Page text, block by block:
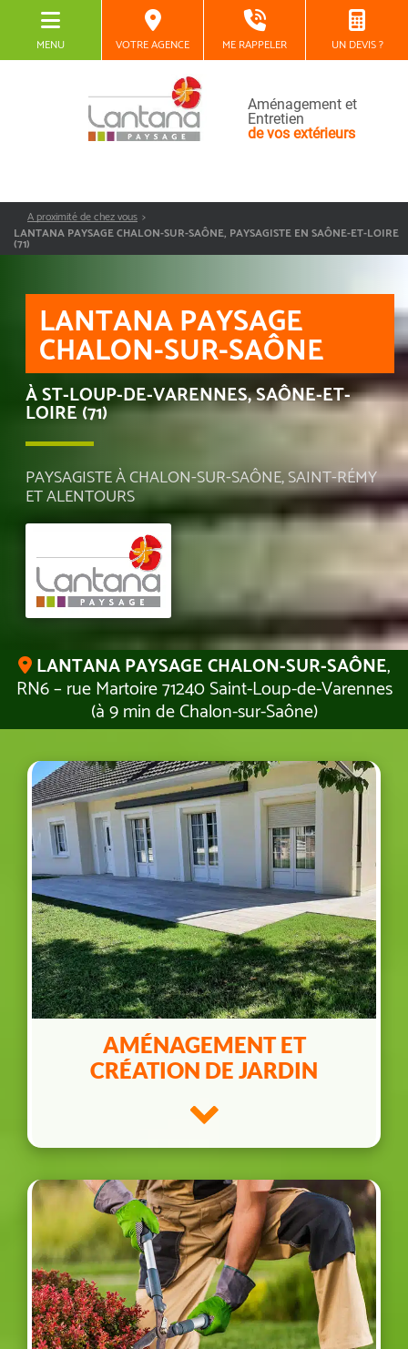
MENU VOTRE AGENCE ME RAPPELER UN DEVIS ?
Aménagement et
Entretien
de vos extérieurs
A proximité de chez vous
LANTANA PAYSAGE CHALON-SUR-SAÔNE, PAYSAGISTE EN SAÔNE-ET-LOIRE
(71)
LANTANA PAYSAGE
CHALON-SUR-SAÔNE
À ST-LOUP-DE-VARENNES, SAÔNE-ET-
LOIRE (71)
PAYSAGISTE À CHALON-SUR-SAÔNE, SAINT-RÉMY
ET ALENTOURS
LANTANA PAYSAGE CHALON-SUR-SAÔNE,
RN6 – rue Martoire 71240 Saint-Loup-de-Varennes
(à 9 min de Chalon-sur-Saône)
AMÉNAGEMENT ET
CRÉATION DE JARDIN